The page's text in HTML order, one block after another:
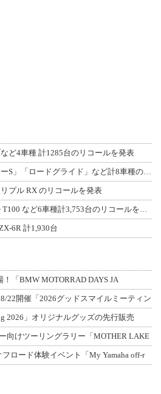
ど4車種 計1285台のリコールを発表
【ハーレー】「スポーツスターS」「ロードグライド」など計8車種のリコールを発表
プル RX のリコールを発表
【トライアンフ】ボンネビル T100 など6車種計3,753台のリコールを発表
6R 計1,930台
！「BMW MOTORRAD DAYS JA
22開催「2026グッドスマイルミーティン
2026」オリジナルグッズの先行販売
向けツーリングラリー「MOTHER LAKE
フロード体験イベント「My Yamaha off-r